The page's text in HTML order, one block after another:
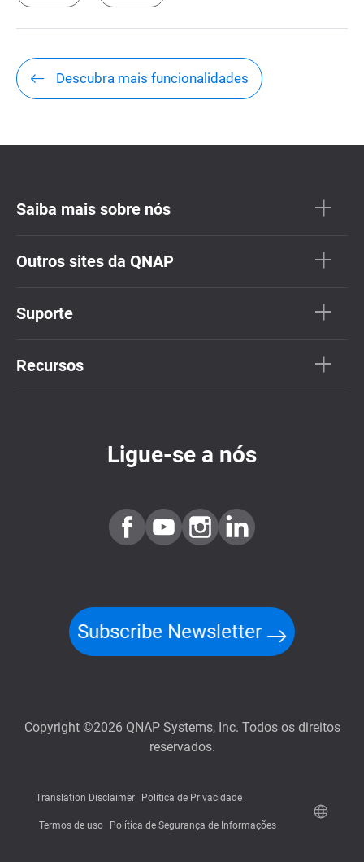
Descubra mais funcionalidades
Saiba mais sobre nós
Outros sites da QNAP
Suporte
Recursos
Ligue-se a nós
Subscribe Newsletter
Copyright ©2026 QNAP Systems, Inc. Todos os direitos
reservados.
Translation Disclaimer Política de Privacidade
Termos de uso Política de Segurança de Informações